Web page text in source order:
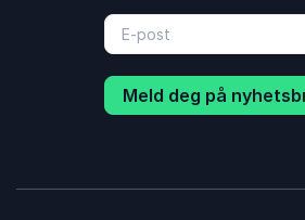
Meld deg på